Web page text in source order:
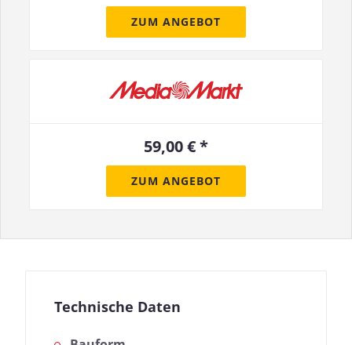
ZUM ANGEBOT
59,00 € *
ZUM ANGEBOT
Technische Daten